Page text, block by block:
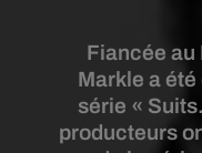
Fiancée au
Markle a
série «
producteurs